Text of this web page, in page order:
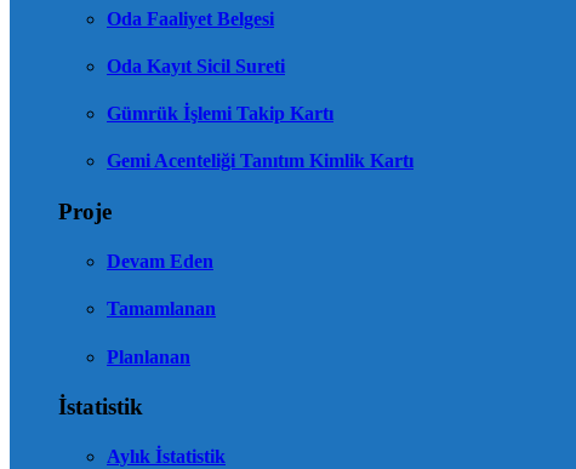
Oda Faaliyet Belgesi
Oda Kayıt Sicil Sureti
Gümrük İşlemi Takip Kartı
Gemi Acenteliği Tanıtım Kimlik Kartı
Proje
Devam Eden
Tamamlanan
Planlanan
İstatistik
Aylık İstatistik